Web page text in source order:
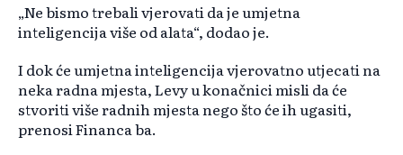
„Ne bismo trebali vjerovati da je umjetna
inteligencija više od alata“, dodao je.
I dok će umjetna inteligencija vjerovatno utjecati na
neka radna mjesta, Levy u konačnici misli da će
stvoriti više radnih mjesta nego što će ih ugasiti,
prenosi Financa ba.